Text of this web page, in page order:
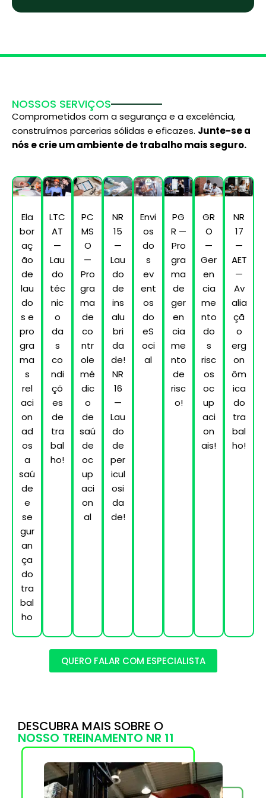
p
NOSSOS SERVIÇOS
Comprometidos com a segurança e a excelência,
construímos parcerias sólidas e eficazes. Junte-se a
nós e crie um ambiente de trabalho mais seguro.
Ela
bor
aç
ão
de
lau
do
s e
pro
gra
ma
s
rel
aci
on
ad
os
a
saú
de
e
se
gur
an
ça
do
tra
bal
ho
LTC
AT
—
Lau
do
téc
nic
o
da
s
co
ndi
çõ
es
de
tra
bal
ho!​
PC
MS
O
—
Pro
gra
ma
de
co
ntr
ole
mé
dic
o
de
saú
de
oc
up
aci
on
al
NR
15
—
Lau
do
de
ins
alu
bri
da
de!
NR
16
—
Lau
do
de
per
icul
osi
da
de!
Envi
os
do
s
ev
ent
os
do
eS
oci
al
PG
R —
Pro
gra
ma
de
ger
en
cia
me
nto
de
risc
o!
GR
O
—
Ger
en
cia
me
nto
do
s
risc
os
oc
up
aci
on
ais!
NR
17
—
AET
—
Av
alia
çã
o
erg
on
ôm
ica
do
tra
bal
ho!
QUERO FALAR COM ESPECIALISTA
DESCUBRA MAIS SOBRE O
NOSSO TREINAMENTO NR 11